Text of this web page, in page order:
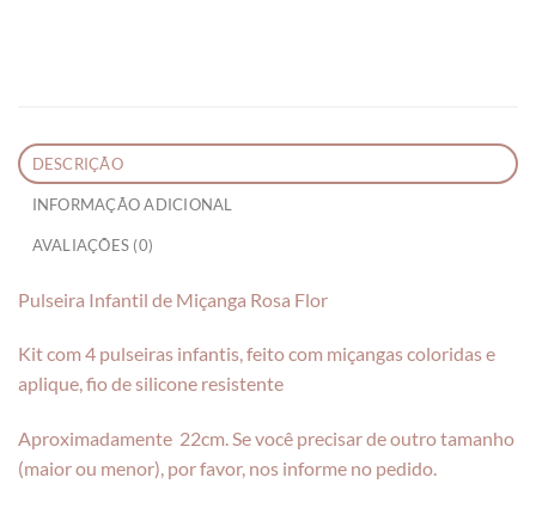
DESCRIÇÃO
INFORMAÇÃO ADICIONAL
AVALIAÇÕES (0)
Pulseira Infantil de Miçanga Rosa Flor
Kit com 4 pulseiras infantis, feito com miçangas coloridas e
aplique, fio de silicone resistente
Aproximadamente 22cm. Se você precisar de outro tamanho
(maior ou menor), por favor, nos informe no pedido.